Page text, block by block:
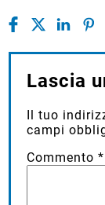
Lascia
Il tuo
campi
Commento*